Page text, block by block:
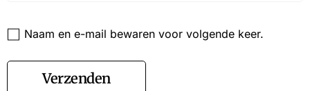
Naam en e-mail bewaren voor volgende keer.
Verzenden